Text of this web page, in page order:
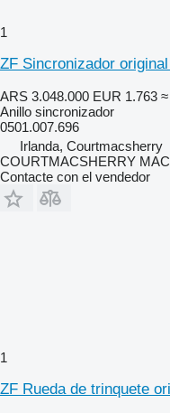
1
ZF Sincronizador
ARS 3.048.000 EUR 1.763
Anillo sincronizador
0501.007.696
Irlanda, Courtmacsherry
COURTMACSHERRY
Contacte con el vendedor
1
ZF Rueda de trinquete